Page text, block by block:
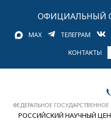
ОФИЦИАЛЬНЫЙ
MAX ТЕЛЕГРАМ
КОНТАКТЫ
ФЕДЕРАЛЬНОЕ
РОССИЙСКИЙ НАУЧНЫЙ